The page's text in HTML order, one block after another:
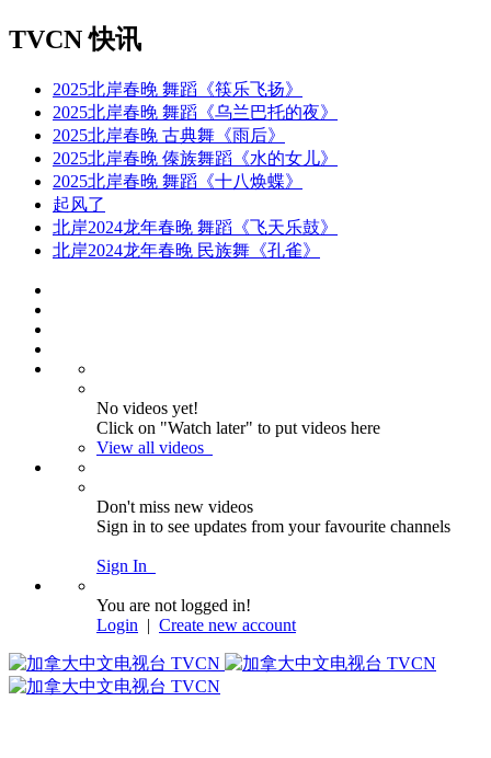
TVCN 快讯
2025北岸春晚 舞蹈《筷乐飞扬》
2025北岸春晚 舞蹈《乌兰巴托的夜》
2025北岸春晚 古典舞《雨后》
2025北岸春晚 傣族舞蹈《水的女儿》
2025北岸春晚 舞蹈《十八焕蝶》
起风了
北岸2024龙年春晚 舞蹈《飞天乐鼓》
北岸2024龙年春晚 民族舞《孔雀》
No videos yet!
Click on "Watch later" to put videos here
View all videos
Don't miss new videos
Sign in to see updates from your favourite channels
Sign In
You are not logged in!
Login | Create new account